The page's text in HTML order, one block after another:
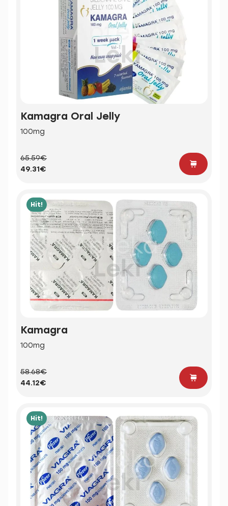
Kamagra Oral Jelly
100mg
65.59€
49.31€
Hit!
Kamagra
100mg
58.68€
44.12€
Hit!